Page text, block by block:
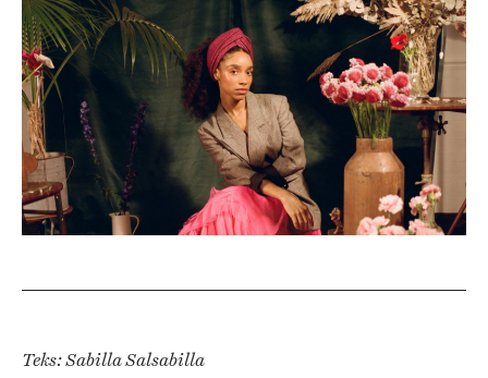
Teks: Sabilla Salsabilla